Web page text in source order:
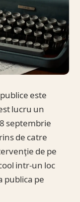
este
lucru un
septembrie
de catre
de pe
intr-un loc
publica pe